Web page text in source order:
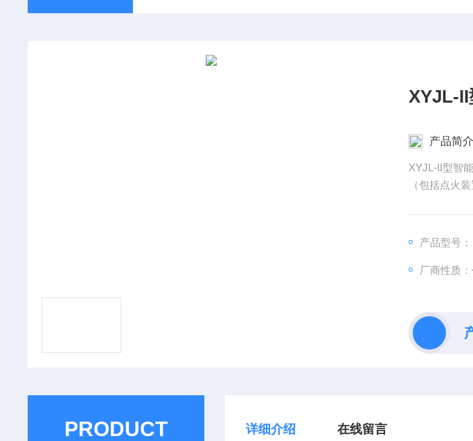
XYJL-II
产品简介
XYJL-II型
（包括点
产品型号：
厂商性质
PRODUCT 详细介绍 在线留言